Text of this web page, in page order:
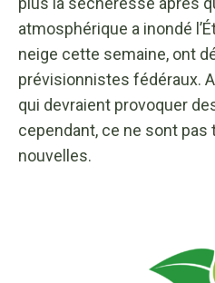
atmosphérique a inondé
neige cette semaine, ont
prévisionnistes fédéraux.
qui devraient provoquer
cependant, ce ne sont pas
nouvelles.